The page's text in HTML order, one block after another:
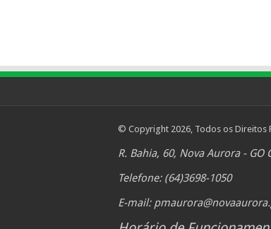
© Copyright 2026, Todos os Direitos
R. Bahia, 60, Nova Aurora - GO
Telefone: (64)3698-1050
E-mail: